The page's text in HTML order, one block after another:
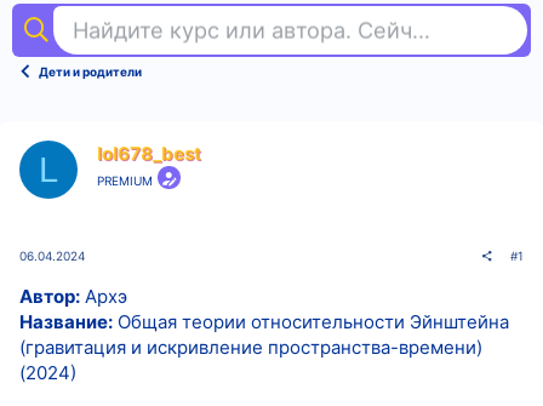
т
о
т
а
н
а
а
Найдите курс или автора. Сейчас ищут
Дети и родители
L lol678_best
PREMIUM
06.04.2024 #1
Автор: Архэ
Название: Общая теории относительности Эйнштейна
(гравитация и искривление пространства-времени)
(2024)